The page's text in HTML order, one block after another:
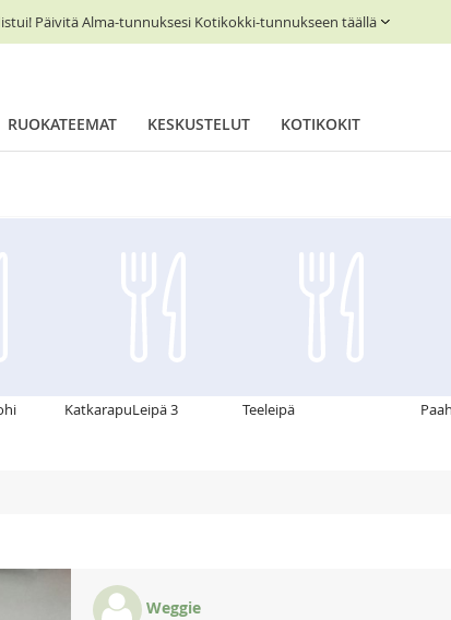
Päivitä Alma-tunnuksesi Kotikokki-tunnukseen täällä
RUOKATEEMAT KESKUSTELUT KOTIKOKIT
KatkarapuLeipä 3 Teeleipä
Weggie